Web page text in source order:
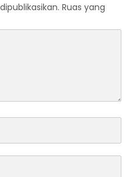
Ruas yang